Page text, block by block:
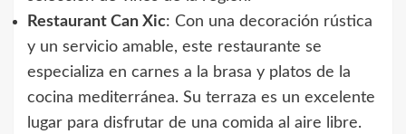
Restaurant Can Xic: Con una decoración rústica
y un servicio amable, este restaurante se
especializa en carnes a la brasa y platos de la
cocina mediterránea. Su terraza es un excelente
lugar para disfrutar de una comida al aire libre.